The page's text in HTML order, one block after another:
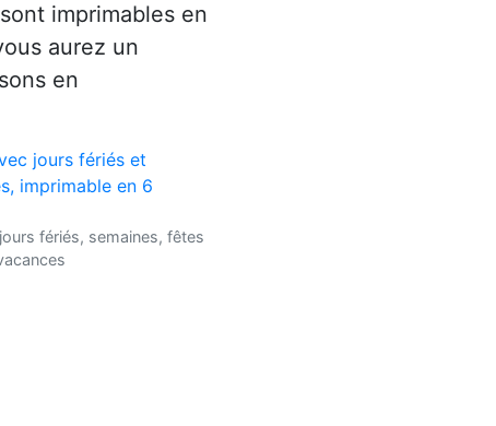
imprimables en
aurez un
en
fériés, semaines, fêtes